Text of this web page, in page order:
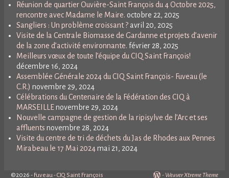
Réunion de quartier Ouvière-Saint François du 4 Octobre 2025,
rencontre avec Madame le Maire. octobre 22, 2025
Sangliers : Un problème croissant ? avril 20, 2025
Visite de la Centrale Biomasse de Gardanne et projets d’avenir
de la zone d’activité environnante. février 28, 2025
Meilleurs vœux de toute l’équipe du CIQ Saint François!
décembre 16, 2024
Assemblée Générale 2024 du CIQ Saint François- Fuveau (le
C.R.) novembre 29, 2024
Célébrations du Centenaire de la Fédération des CIQ à
MARSEILLEnovembre 29, 2024
Nouvelle campagne de gestion de la ripisylve de l’Arc et ses
affluents novembre 28, 2024
Visite du centre de tri de déchets du Jas de Rhodes aux Pennes
Mirabeau le 17 Mai 2024mai 21, 2024
©2026 - Fuveau - CIQ Saint François - Weaver Xtreme Theme